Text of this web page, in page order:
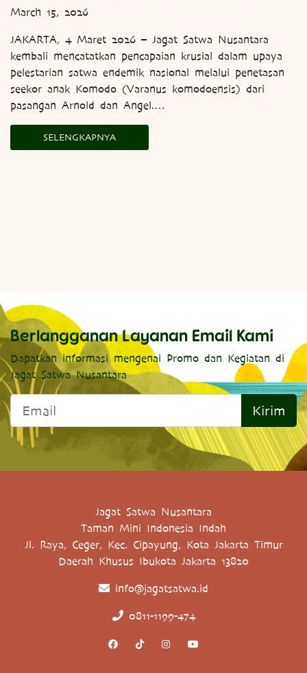
March 15, 2026
JAKARTA, 4 Maret 2026 – Jagat Satwa Nusantara
kembali mencatatkan pencapaian krusial dalam upaya
pelestarian satwa endemik nasional melalui penetasan
seekor anak Komodo (Varanus komodoensis) dari
pasangan Arnold dan Angel.…
SELENGKAPNYA
Berlangganan Layanan Email Kami
Dapatkan informasi mengenai Promo dan Kegiatan di
Jagat Satwa Nusantara
Kirim
Jagat Satwa Nusantara
Taman Mini Indonesia Indah
Jl. Raya, Ceger, Kec. Cipayung, Kota Jakarta Timur
Daerah Khusus Ibukota Jakarta 13820
info@jagatsatwa.id
0811-1199-474